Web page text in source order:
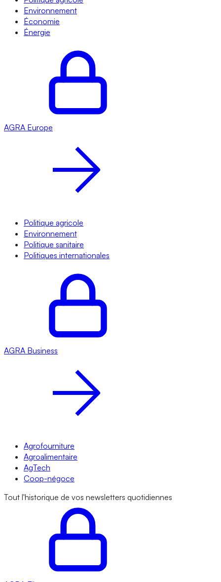
Environnement
Économie
Énergie
AGRA Europe
Politique agricole
Environnement
Politique sanitaire
Politiques internationales
AGRA Business
Agrofourniture
Agroalimentaire
AgTech
Coop-négoce
Tout l'historique de vos newsletters quotidiennes